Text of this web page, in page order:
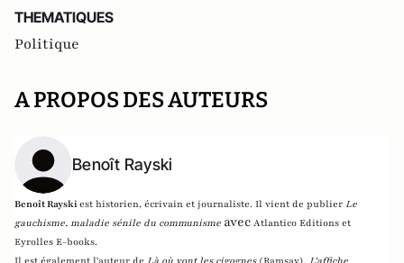
THEMATIQUES
Politique
A PROPOS DES AUTEURS
Benoît Rayski
Benoît Rayskiest historien, écrivain et journaliste. Il vient de publier Le
gauchisme, maladie sénile du communisme avec Atlantico Editions et
Eyrolles E-books.